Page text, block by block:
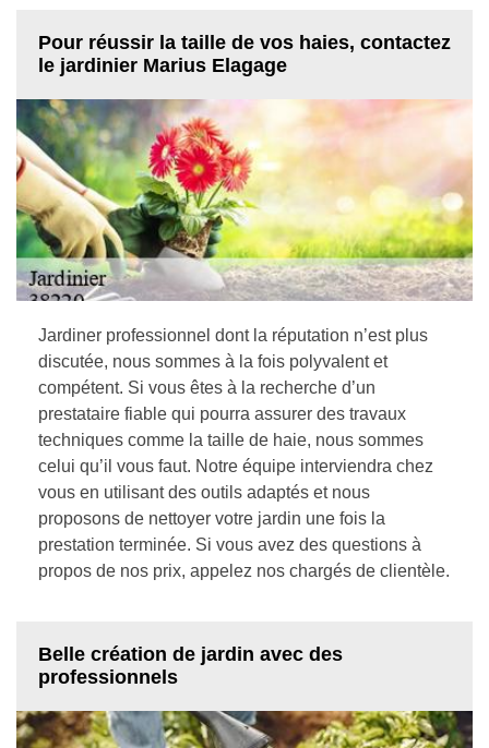
Pour réussir la taille de vos haies, contactez
le jardinier Marius Elagage
Jardiner professionnel dont la réputation n’est plus
discutée, nous sommes à la fois polyvalent et
compétent. Si vous êtes à la recherche d’un
prestataire fiable qui pourra assurer des travaux
techniques comme la taille de haie, nous sommes
celui qu’il vous faut. Notre équipe interviendra chez
vous en utilisant des outils adaptés et nous
proposons de nettoyer votre jardin une fois la
prestation terminée. Si vous avez des questions à
propos de nos prix, appelez nos chargés de clientèle.
Belle création de jardin avec des
professionnels